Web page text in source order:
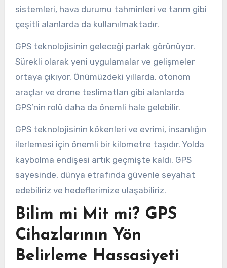
sistemleri, hava durumu tahminleri ve tarım gibi
çeşitli alanlarda da kullanılmaktadır.
GPS teknolojisinin geleceği parlak görünüyor.
Sürekli olarak yeni uygulamalar ve gelişmeler
ortaya çıkıyor. Önümüzdeki yıllarda, otonom
araçlar ve drone teslimatları gibi alanlarda
GPS’nin rolü daha da önemli hale gelebilir.
GPS teknolojisinin kökenleri ve evrimi, insanlığın
ilerlemesi için önemli bir kilometre taşıdır. Yolda
kaybolma endişesi artık geçmişte kaldı. GPS
sayesinde, dünya etrafında güvenle seyahat
edebiliriz ve hedeflerimize ulaşabiliriz.
Bilim mi Mit mi? GPS
Cihazlarının Yön
Belirleme Hassasiyeti